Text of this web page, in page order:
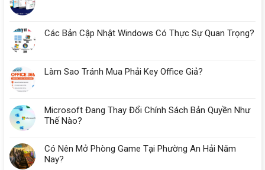
Các Bản Cập Nhật Windows Có Thực Sự Quan Trọng?
Làm Sao Tránh Mua Phải Key Office Giả?
Microsoft Đang Thay Đổi Chính Sách Bản Quyền Như
Thế Nào?
Có Nên Mở Phòng Game Tại Phường An Hải Năm
Nay?